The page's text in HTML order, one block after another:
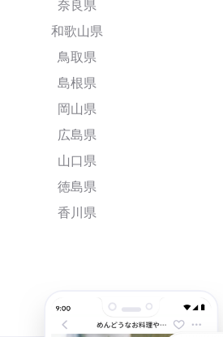
奈良県
和歌山県
鳥取県
島根県
岡山県
広島県
山口県
徳島県
香川県